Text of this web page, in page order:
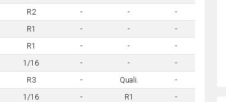
R2 - -
-
R1 - -
-
R1 - -
-
1/16 - -
-
R3 - Quali.
-
1/16 - R1
-